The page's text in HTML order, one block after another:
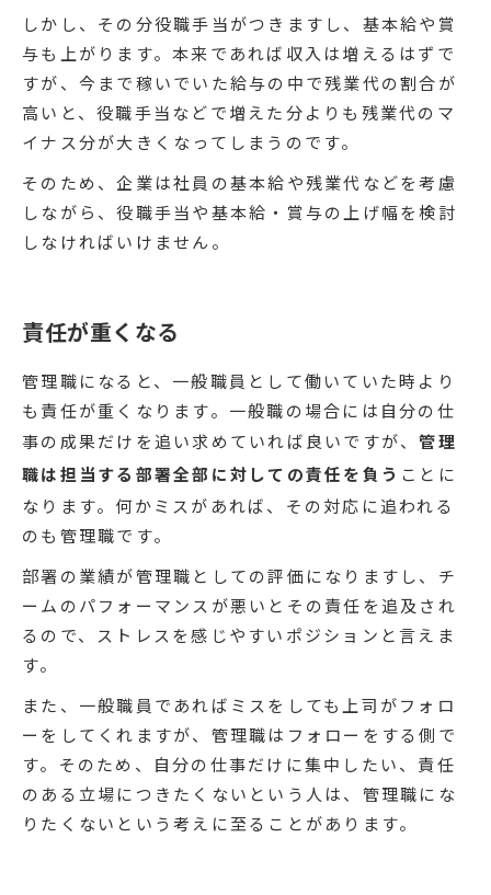
しかし、その分役職手当がつきますし、基本給や賞
与も上がります。本来であれば収入は増えるはずで
すが、今まで稼いでいた給与の中で残業代の割合が
高いと、役職手当などで増えた分よりも残業代のマ
イナス分が大きくなってしまうのです。
そのため、企業は社員の基本給や残業代などを考慮
しながら、役職手当や基本給・賞与の上げ幅を検討
しなければいけません。
責任が重くなる
管理職になると、一般職員として働いていた時より
も責任が重くなります。一般職の場合には自分の仕
事の成果だけを追い求めていれば良いですが、管理
職は担当する部署全部に対しての責任を負う ことに
なります。何かミスがあれば、その対応に追われる
のも管理職です。
部署の業績が管理職としての評価になりますし、チ
ームのパフォーマンスが悪いとその責任を追及され
るので、ストレスを感じやすいポジションと言えま
す。
また、一般職員であればミスをしても上司がフォロ
ーをしてくれますが、管理職はフォローをする側で
す。そのため、自分の仕事だけに集中したい、責任
のある立場につきたくないという人は、管理職にな
りたくないという考えに至ることがあります。